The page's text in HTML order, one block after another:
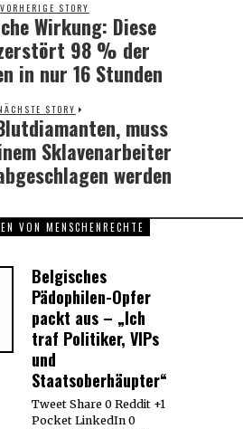
VORHERIGE STORY
Previous
post:
Wirkung: Diese
98 % der
in nur 16 Stunden
STORY
Next
post:
muss
Sklavenarbeiter
werden
VON MENSCHENRECHTE
Belgisches
Pädophilen-Opfer
packt aus – „Ich
traf Politiker, VIPs
und
Staatsoberhäupter“
Tweet Share 0 Reddit +1
Pocket LinkedIn 0